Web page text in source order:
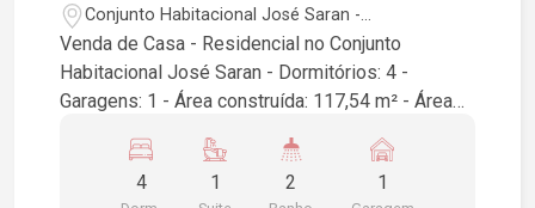
Conjunto Habitacional José Saran -
Araçatuba/SP
Venda de Casa - Residencial no Conjunto
Habitacional José Saran - Dormitórios: 4 -
Garagens: 1 - Área construída: 117,54 m² - Área
Araçatuba/SP Se você está interessado em mais
informações ou agendar uma visita, não hesite
4 1 2 1